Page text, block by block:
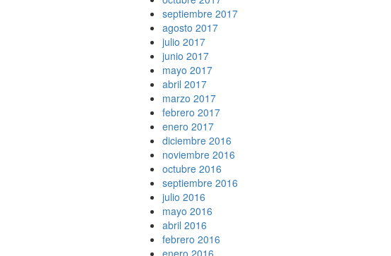
septiembre 2017
agosto 2017
julio 2017
junio 2017
mayo 2017
abril 2017
marzo 2017
febrero 2017
enero 2017
diciembre 2016
noviembre 2016
octubre 2016
septiembre 2016
julio 2016
mayo 2016
abril 2016
febrero 2016
enero 2016